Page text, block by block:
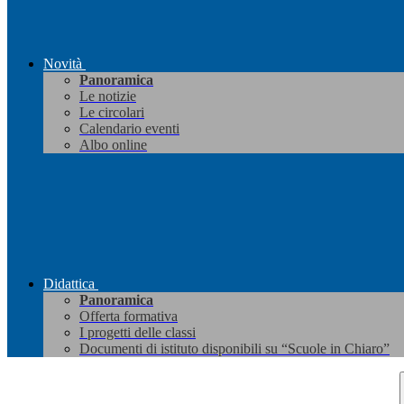
Novità
Panoramica
Le notizie
Le circolari
Calendario eventi
Albo online
Didattica
Panoramica
Offerta formativa
I progetti delle classi
Documenti di istituto disponibili su “Scuole in Chiaro”